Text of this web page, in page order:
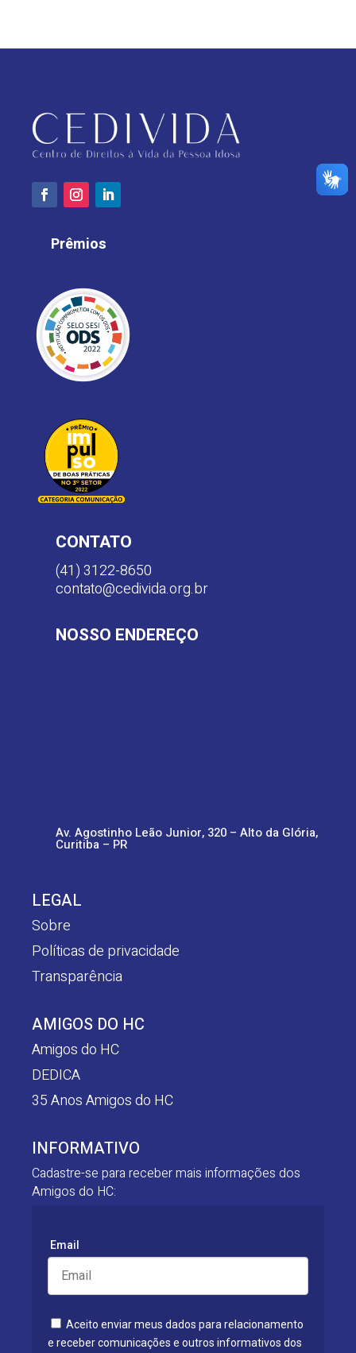
Prêmios
CONTATO
(41) 3122-8650
contato@cedivida.org.br
NOSSO ENDEREÇO
Av. Agostinho Leão Junior, 320 – Alto da Glória,
Curitiba – PR
LEGAL
Sobre
Políticas de privacidade
Transparência
AMIGOS DO HC
Amigos do HC
DEDICA
35 Anos Amigos do HC
INFORMATIVO
Cadastre-se para receber mais informações dos
Amigos do HC:
Email
Aceito enviar meus dados para relacionamento
e receber comunicações e outros informativos dos